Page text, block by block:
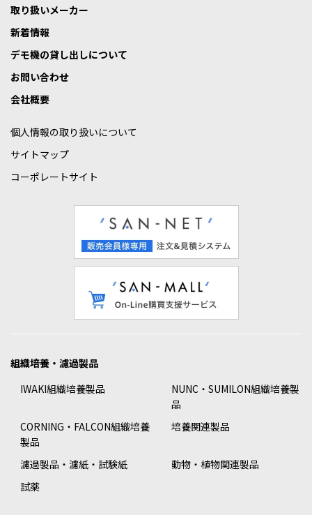
取り扱いメーカー
新着情報
デモ機の貸し出しについて
お問い合わせ
会社概要
個人情報の取り扱いについて
サイトマップ
コーポレートサイト
組織培養・濾過製品
IWAKI組織培養製品
NUNC・SUMILON組織培養製
品
CORNING・FALCON組織培養
製品
培養関連製品
濾過製品・濾紙・試験紙
動物・植物関連製品
試薬